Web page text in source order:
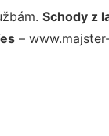
Schody z
–